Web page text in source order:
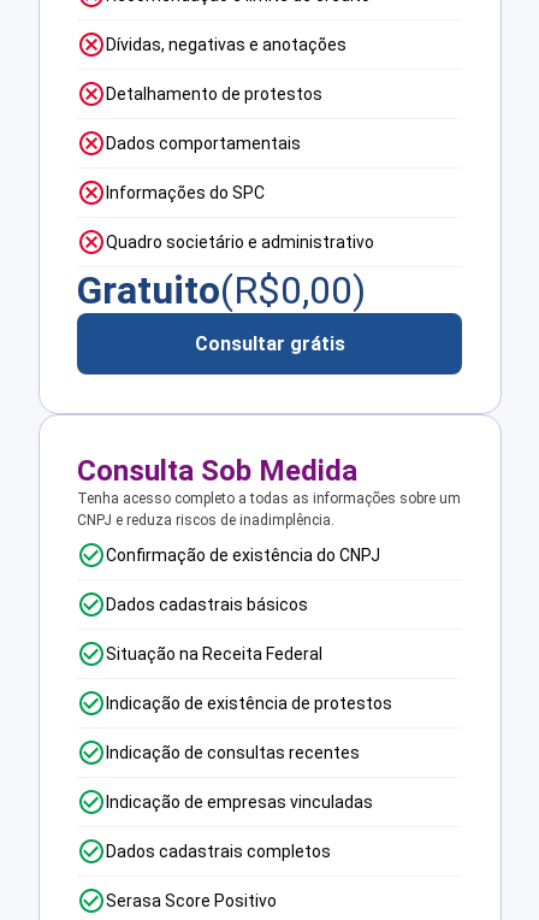
Dívidas, negativas e anotações
Detalhamento de protestos
Dados comportamentais
Informações do SPC
Quadro societário e administrativo
Gratuito(R$0,00)
Consultar grátis
Consulta Sob Medida
Tenha acesso completo a todas as informações sobre um
CNPJ e reduza riscos de inadimplência.
Confirmação de existência do CNPJ
Dados cadastrais básicos
Situação na Receita Federal
Indicação de existência de protestos
Indicação de consultas recentes
Indicação de empresas vinculadas
Dados cadastrais completos
Serasa Score Positivo